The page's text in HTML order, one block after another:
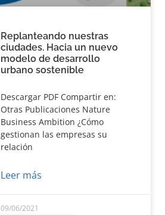
Replanteando nuestras
ciudades. Hacia un nuevo
modelo de desarrollo
urbano sostenible
Descargar PDF Compartir en:
Otras Publicaciones Nature
Business Ambition ¿Cómo
gestionan las empresas su
relación
Leer más
09/06/2021